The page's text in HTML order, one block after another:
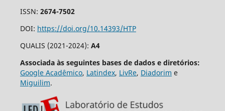
ISSN: 2674-7502
DOI: https://doi.org/10.14393/HTP
QUALIS (2021-2024): A4
Associada às seguintes bases de dados e diretórios:
Google Acadêmico, Latindex, LivRe, Diadorim e
Miguilim.